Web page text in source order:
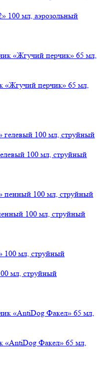
100 мл, аэрозольный
«Жгучий перчик» 65 мл,
100 мл, струйный
100 мл, струйный
мл, струйный
«AntiDog Факел» 65 мл,